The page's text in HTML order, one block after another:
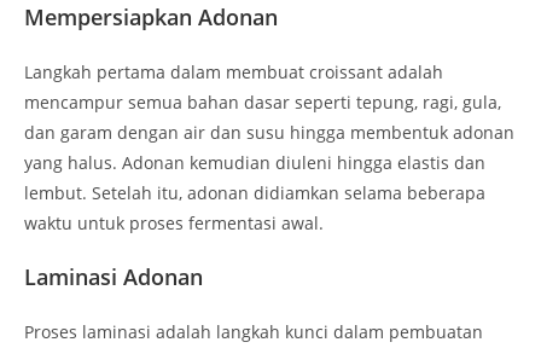
Mempersiapkan Adonan
Langkah pertama dalam membuat croissant adalah
mencampur semua bahan dasar seperti tepung, ragi, gula,
dan garam dengan air dan susu hingga membentuk adonan
yang halus. Adonan kemudian diuleni hingga elastis dan
lembut. Setelah itu, adonan didiamkan selama beberapa
waktu untuk proses fermentasi awal.
Laminasi Adonan
Proses laminasi adalah langkah kunci dalam pembuatan